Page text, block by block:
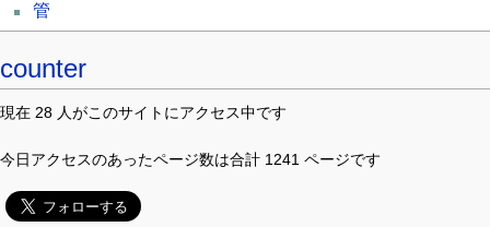
管
counter
現在 28 人がこのサイトにアクセス中です
今日アクセスのあったページ数は合計 1241 ページです